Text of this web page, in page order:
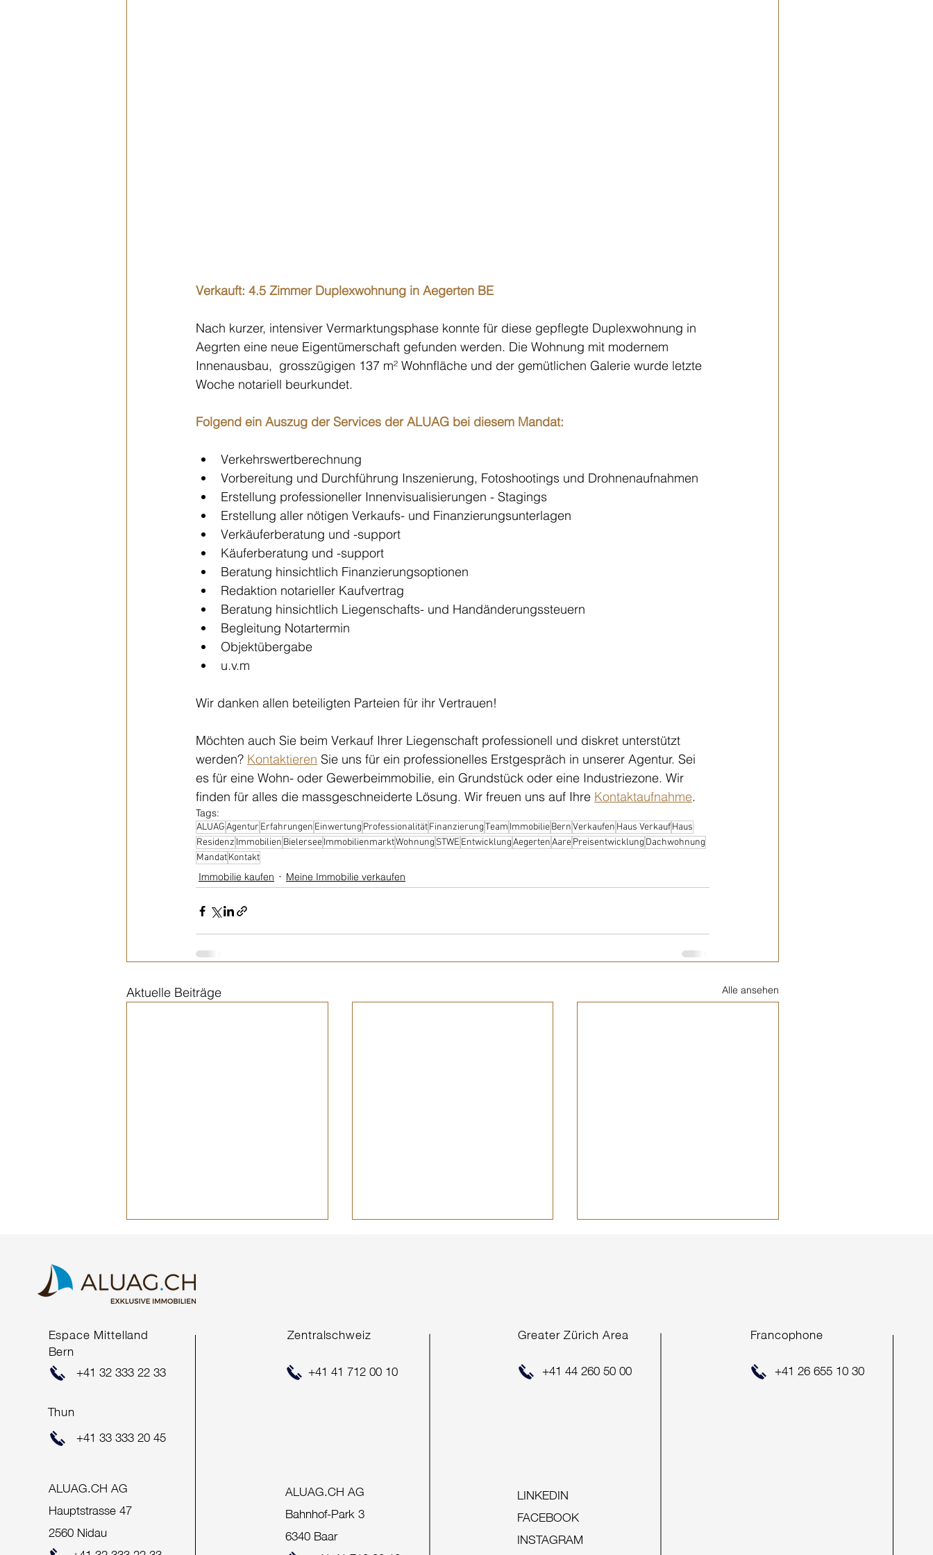
Verkauft: 4.5 Zimmer Duplexwohnung in Aegerten BE
Nach kurzer, intensiver Vermarktungsphase konnte für diese gepflegte Duplexwohnung in
Aegrten eine neue Eigentümerschaft gefunden werden. Die Wohnung mit modernem
Innenausbau,  grosszügigen 137 m² Wohnfläche und der gemütlichen Galerie wurde letzte
Woche notariell beurkundet.
Folgend ein Auszug der Services der ALUAG bei diesem Mandat:
Verkehrswertberechnung
Vorbereitung und Durchführung Inszenierung, Fotoshootings und Drohnenaufnahmen
Erstellung professioneller Innenvisualisierungen - Stagings
Erstellung aller nötigen Verkaufs- und Finanzierungsunterlagen
Verkäuferberatung und -support
Käuferberatung und -support
Beratung hinsichtlich Finanzierungsoptionen
Redaktion notarieller Kaufvertrag
Beratung hinsichtlich Liegenschafts- und Handänderungssteuern
Begleitung Notartermin
Objektübergabe
u.v.m
Wir danken allen beteiligten Parteien für ihr Vertrauen!
Möchten auch Sie beim Verkauf Ihrer Liegenschaft professionell und diskret unterstützt
werden? Kontaktieren Sie uns für ein professionelles Erstgespräch in unserer Agentur. Sei
es für eine Wohn- oder Gewerbeimmobilie, ein Grundstück oder eine Industriezone. Wir
finden für alles die massgeschneiderte Lösung. Wir freuen uns auf Ihre Kontaktaufnahme.
Tags:
ALUAGAgentur Erfahrungen Einwertung ProfessionalitätFinanzierungTeam ImmobilieBernVerkaufen Haus VerkaufHaus
Residenz Immobilien BielerseeImmobilienmarktWohnung STWE EntwicklungAegertenAarePreisentwicklung Dachwohnung
MandatKontakt
Immobilie kaufen Meine Immobilie verkaufen
Aktuelle Beiträge Alle ansehen
VERKAUF
Espace Mittelland
Bern
+41 32 333 22 33
Thun
+41 33 333 20 45
ALUAG.CH AG
Hauptstrasse 47
2560 Nidau
Zentralschweiz
+41 41 712 00 10
ALUAG.CH AG
Bahnhof-Park 3
6340 Baar
Greater Zürich Area
+41 44 260 50 00
LINKEDIN
FACEBOOK
INSTAGRAM
Francophone
+41 26 655 10 30